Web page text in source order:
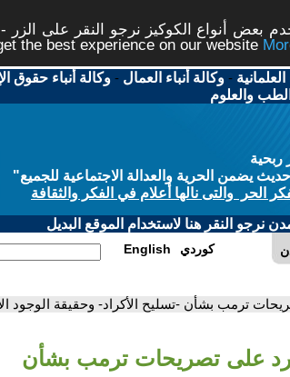
بعض أنواع الكوكيز نرجو النقر على
the best experience on our website
-وكالة أنباء العمال -وكالة أنباء حقوق
الطب والعلوم
ربحية
يضمن الحرية والعدالة الاجتماعية للجميع"
الحر والتى نالها أعلام في الفكر والثقافة
نرجو النقر هنا لاستخدام الموقع البديل
English كوردي
ترمب بشأن -تسليح الأكراد- وحقيقة الوجود
على تصريحات ترمب بشأن